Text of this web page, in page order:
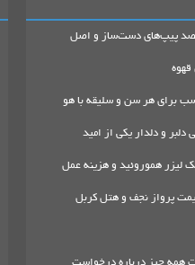
مقصد پیپ‌های دست‌ساز و اصل
قهوه
برای هر سن و سلیقه با هو
و دلدار یکی از امید
لیزر هموروئید و هزینه عمل
قیمت پرواز نجف و هتل کربل